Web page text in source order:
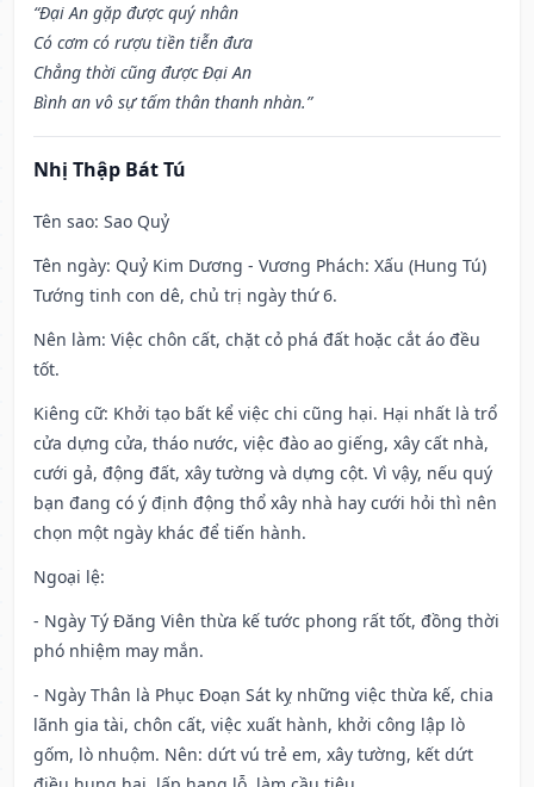
“Đại An gặp được quý nhân
Có cơm có rượu tiền tiễn đưa
Chẳng thời cũng được Đại An
Bình an vô sự tấm thân thanh nhàn.”
Nhị Thập Bát Tú
Tên sao: Sao Quỷ
Tên ngày: Quỷ Kim Dương - Vương Phách: Xấu (Hung Tú)
Tướng tinh con dê, chủ trị ngày thứ 6.
Nên làm: Việc chôn cất, chặt cỏ phá đất hoặc cắt áo đều
tốt.
Kiêng cữ: Khởi tạo bất kể việc chi cũng hại. Hại nhất là trổ
cửa dựng cửa, tháo nước, việc đào ao giếng, xây cất nhà,
cưới gả, động đất, xây tường và dựng cột. Vì vậy, nếu quý
bạn đang có ý định động thổ xây nhà hay cưới hỏi thì nên
chọn một ngày khác để tiến hành.
Ngoại lệ:
- Ngày Tý Đăng Viên thừa kế tước phong rất tốt, đồng thời
phó nhiệm may mắn.
- Ngày Thân là Phục Đoạn Sát kỵ những việc thừa kế, chia
lãnh gia tài, chôn cất, việc xuất hành, khởi công lập lò
gốm, lò nhuộm. Nên: dứt vú trẻ em, xây tường, kết dứt